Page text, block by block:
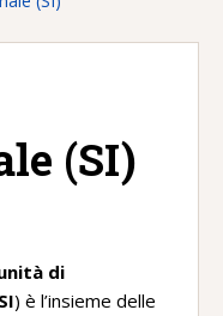
(SI)
di
SI) è l’insieme delle